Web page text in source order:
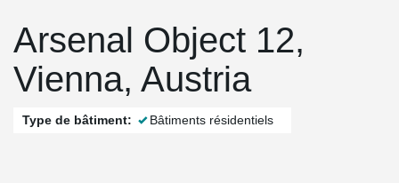
Arsenal Object 12,
Vienna, Austria
Type de bâtiment: Bâtiments résidentiels